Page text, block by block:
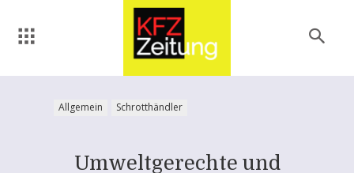
Allgemein Schrotthändler
Umweltgerechte und